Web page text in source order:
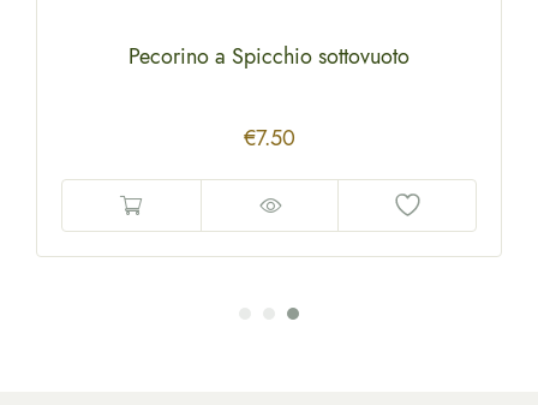
Pecorino a Spicchio sottovuoto
€7.50